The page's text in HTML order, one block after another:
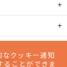
クッキー通知
ることができま